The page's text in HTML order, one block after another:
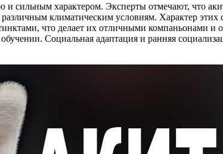
и сильным характером. Эксперты отмечают, что
климатическим условиям. Характер этих
что делает их отличными компаньонами и
Социальная адаптация и ранняя